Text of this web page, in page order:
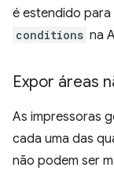
é estendido
conditions na
Expor áreas
As impressoras
cada uma das
não podem ser